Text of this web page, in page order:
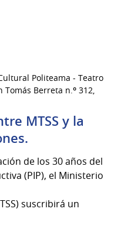
Politeama - Teatro
Berreta n.º 312,
MTSS y la
de los 30 años del
(PIP), el Ministerio
suscribirá un